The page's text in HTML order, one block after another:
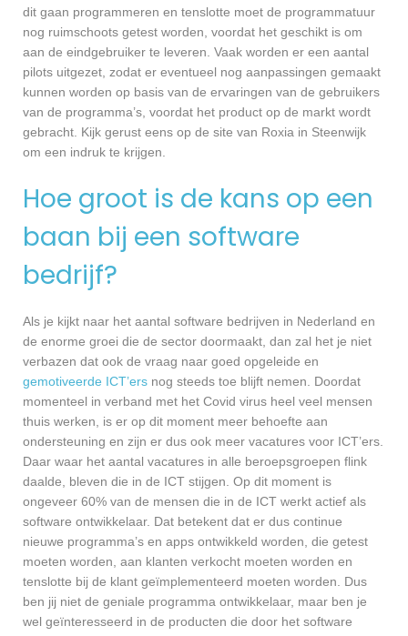
dit gaan programmeren en tenslotte moet de programmatuur
nog ruimschoots getest worden, voordat het geschikt is om
aan de eindgebruiker te leveren. Vaak worden er een aantal
pilots uitgezet, zodat er eventueel nog aanpassingen gemaakt
kunnen worden op basis van de ervaringen van de gebruikers
van de programma’s, voordat het product op de markt wordt
gebracht. Kijk gerust eens op de site van Roxia in Steenwijk
om een indruk te krijgen.
Hoe groot is de kans op een
baan bij een software
bedrijf?
Als je kijkt naar het aantal software bedrijven in Nederland en
de enorme groei die de sector doormaakt, dan zal het je niet
verbazen dat ook de vraag naar goed opgeleide en
gemotiveerde ICT’ers nog steeds toe blijft nemen. Doordat
momenteel in verband met het Covid virus heel veel mensen
thuis werken, is er op dit moment meer behoefte aan
ondersteuning en zijn er dus ook meer vacatures voor ICT’ers.
Daar waar het aantal vacatures in alle beroepsgroepen flink
daalde, bleven die in de ICT stijgen. Op dit moment is
ongeveer 60% van de mensen die in de ICT werkt actief als
software ontwikkelaar. Dat betekent dat er dus continue
nieuwe programma’s en apps ontwikkeld worden, die getest
moeten worden, aan klanten verkocht moeten worden en
tenslotte bij de klant geïmplementeerd moeten worden. Dus
ben jij niet de geniale programma ontwikkelaar, maar ben je
wel geïnteresseerd in de producten die door het software